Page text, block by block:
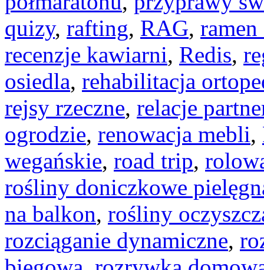
quizy, rafting, RAG,
recenzje kawiarni, Redis,
osiedla, rehabilitacja
rejsy rzeczne, relacje
ogrodzie, renowacja mebli,
wegańskie, road trip,
rośliny doniczkowe
na balkon, rośliny
rozciąganie dynamiczne,